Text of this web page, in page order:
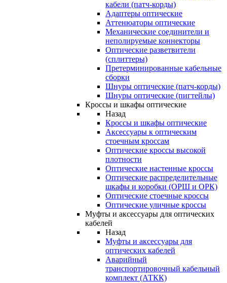
кабели (патч-корды)
Адаптеры оптические
Аттенюаторы оптические
Механические соединители и
неполируемые коннекторы
Оптические разветвители
(сплиттеры)
Претерминированные кабельные
сборки
Шнуры оптические (патч-корды)
Шнуры оптические (пигтейлы)
Кроссы и шкафы оптические
Назад
Кроссы и шкафы оптические
Аксессуары к оптическим
стоечным кроссам
Оптические кроссы высокой
плотности
Оптические настенные кроссы
Оптические распределительные
шкафы и коробки (ОРШ и ОРК)
Оптические стоечные кроссы
Оптические уличные кроссы
Муфты и аксессуары для оптических
кабелей
Назад
Муфты и аксессуары для
оптических кабелей
Аварийный
транспортировочный кабельный
комплект (АТКК)